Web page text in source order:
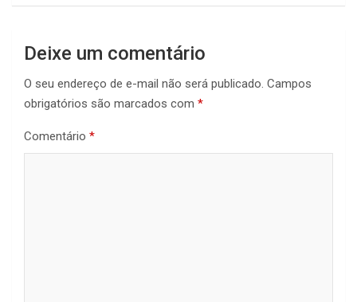
Deixe um comentário
O seu endereço de e-mail não será publicado. Campos
obrigatórios são marcados com *
Comentário *